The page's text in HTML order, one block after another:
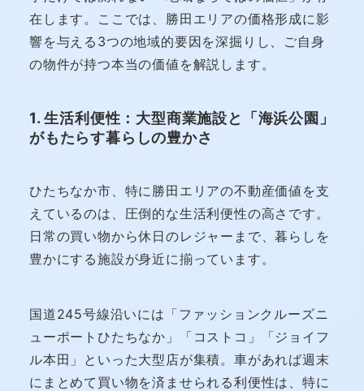
在します。ここでは、勝田エリアの価格形成に影
響を与える3つの地域的要因を深掘りし、ご自身
の物件が持つ本当の価値を解説します。
1. 生活利便性：大型商業施設と「海浜公園」
がもたらす暮らしの豊かさ
ひたちなか市、特に勝田エリアの不動産価値を支
えているのは、圧倒的な生活利便性の高さです。
日常の買い物から休日のレジャーまで、暮らしを
豊かにする施設が身近に揃っています。
国道245号線沿いには「ファッションクルーズニ
ューポートひたちなか」「コストコ」「ジョイフ
ル本田」といった大型店が集積。車があれば週末
にまとめて買い物を済ませられる利便性は、特に